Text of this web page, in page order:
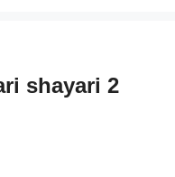
shayari 2